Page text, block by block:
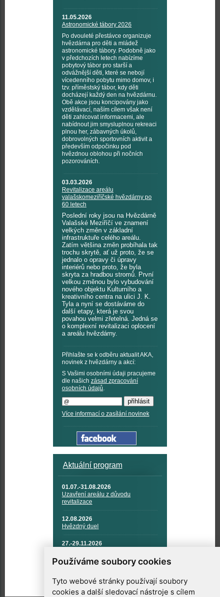
Používáme soubory cookies
Tyto webové stránky používají soubory
cookies a další sledovací nástroje s cílem
11.05.2026
Astronomické tábory 2026
Po dvouleté přestávce organizuje
hvězdárna pro děti a mládež
astronomické tábory. Podobně jako
v předchozích letech nabízíme
pobytový tábor pro starší a
odvážnější děti, které se nebojí
vícedenního pobytu mimo domov, i
tzv. příměstský tábor, kdy děti
docházejí každý den na hvězdárnu.
Obě akce jsou koncipovány jako
vzdělávací, naším cílem však není
děti zahlcovat informacemi, ale
nabídnout jim smysluplnou rekreaci
plnou her, zábavných úkolů,
dobrovolných sportovních aktivit a
především odpočinku pod
hvězdnou oblohou při nočních
pozorováních.
03.03.2026
Revitalizace areálu
valašskomeziříčské hvězdárny po
60 letech
Poslední roky jsou na Hvězdárně
Valašské Meziříčí ve znamení
velkých změn v základní
infrastruktuře celého areálu.
Zatím většina změn probíhala tak
trochu skrytě, ať už proto, že se
jednalo o opravy či úpravy
interiérů nebo proto, že byla
skryta za hradbou stromů. První
velkou změnou bylo vybudování
nového objektu Kulturního a
kreativního centra na ulici J. K.
Tyla a nyní se dostáváme do
další etapy, která je svou
povahou velmi zřetelná. Jedná se
o komplexní revitalizaci oplocení
a areálu hvězdárny.
Přihlašte se k odběru aktualit AKA,
novinek z hvězdárny a akcí:
S Vašimi osobními údaji pracujeme
dle našich zásad zpracování
osobních údajů.
Více informací o zasílání novinek
Aktuální program
01.07.-31.08.2026
Uzavření areálu z důvodu
revitalizace
12.08.2026
Hvězdný duel
27.-29.11.2026
TECHNIKA A KOSMICKÉ
TECHNOLOGIE